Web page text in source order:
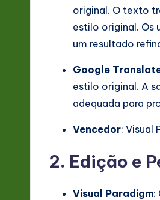
original. O texto
estilo original. Os
um resultado
Google
estilo original. A
adequada para
Vencedor: Visual
2. Edição e
Visual Paradigm: